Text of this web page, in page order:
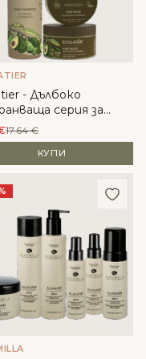
- Дълбоко
серия за
Авокадо - Шампоан
17.64€
КУПИ
любими